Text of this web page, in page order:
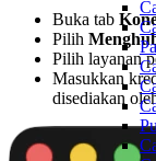
Buka tab
Pilih
Pilih layanan
Masukkan
disediakan